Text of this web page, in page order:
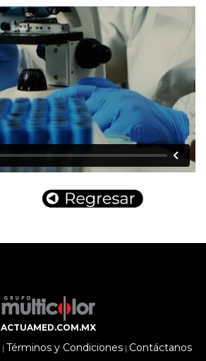
ACTUAMED.COM.MX
| Términos y Condiciones | Contáctanos